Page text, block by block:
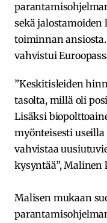
sekä
toiminnan
vahvistui
”Keskitisleiden
tasolta, millä oli
Lisäksi
myönteisesti
vahvistaa
kysyntää”, Malinen
Malisen mukaan